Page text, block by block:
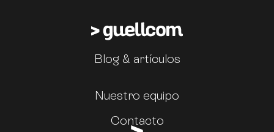
Blog & artículos
Nuestro equipo
Contacto